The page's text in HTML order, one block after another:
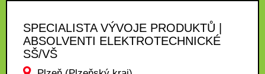
SPECIALISTA VÝVOJE PRODUKTŮ |
ABSOLVENTI ELEKTROTECHNICKÉ
SŠ/VŠ